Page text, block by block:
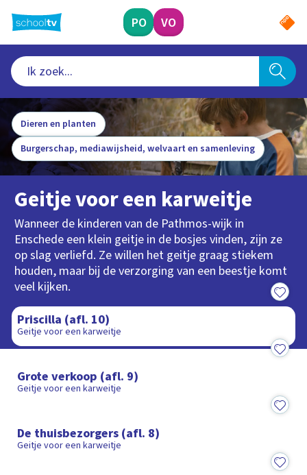
naar
hoofdinhoud
PO VO
Dieren en planten
Burgerschap, mediawijsheid, welvaart en samenleving
Geitje voor een karweitje
Wanneer de kinderen van de Pathmos-wijk in
Enschede een klein geitje in de bosjes vinden, zijn ze
op slag verliefd. Ze willen het geitje graag stiekem
houden, maar bij de verzorging van een beestje komt
veel kijken.
Priscilla (afl. 10)
Geitje voor een karweitje
Grote verkoop (afl. 9)
Geitje voor een karweitje
8:12
De thuisbezorgers (afl. 8)
Geitje voor een karweitje